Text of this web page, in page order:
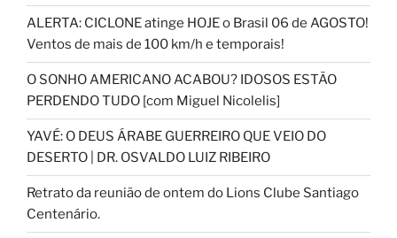
ALERTA: CICLONE atinge HOJE o Brasil 06 de AGOSTO!
Ventos de mais de 100 km/h e temporais!
O SONHO AMERICANO ACABOU? IDOSOS ESTÃO
PERDENDO TUDO [com Miguel Nicolelis]
YAVÉ: O DEUS ÁRABE GUERREIRO QUE VEIO DO
DESERTO | DR. OSVALDO LUIZ RIBEIRO
Retrato da reunião de ontem do Lions Clube Santiago
Centenário.